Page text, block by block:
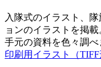
入隊式のイラスト、
ョンのイラストを掲載
手元の資料を色々調
印刷用イラスト（TIFF